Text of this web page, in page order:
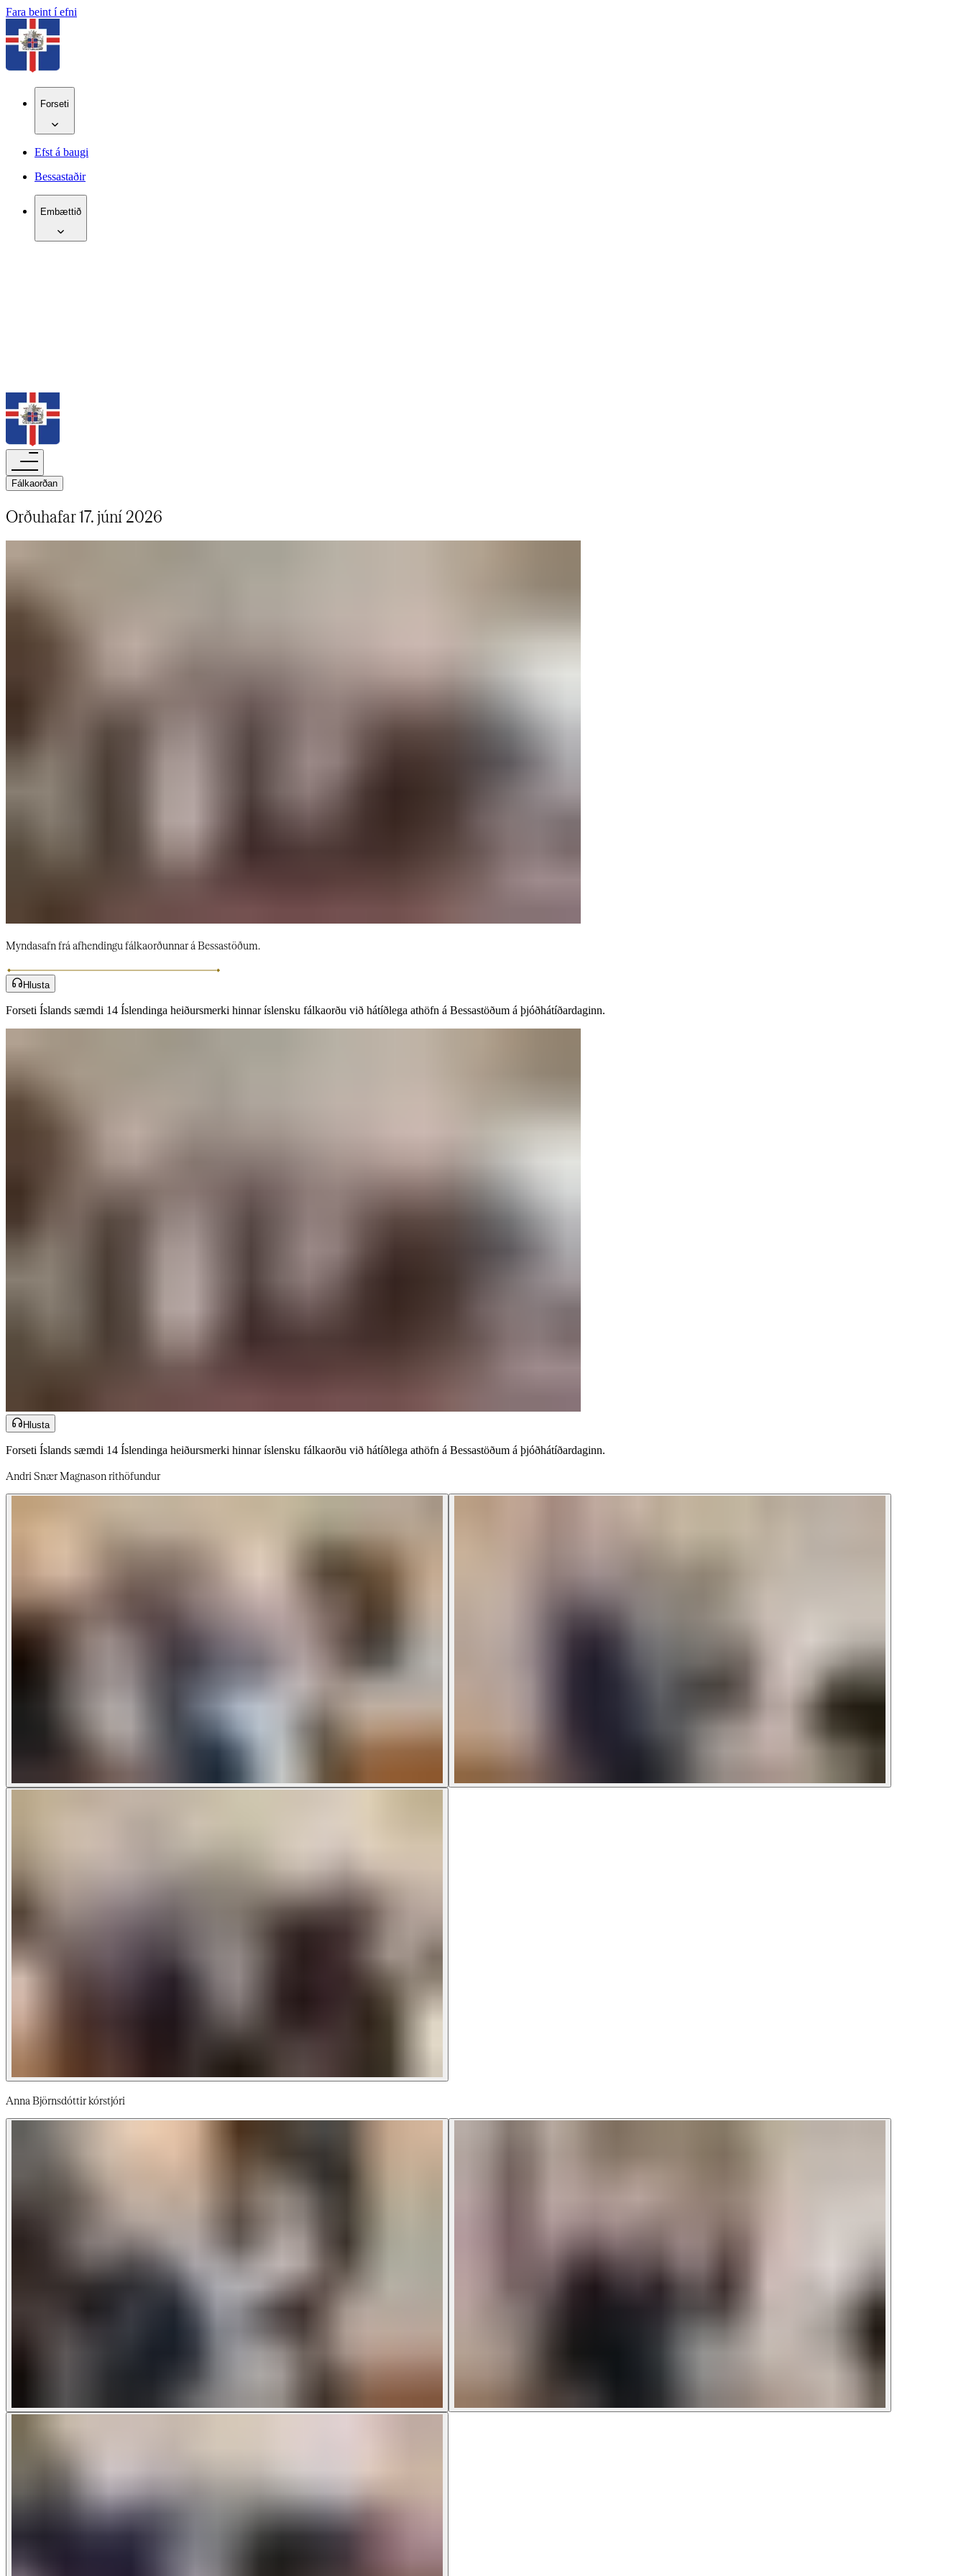
Fara beint í efni
Forseti
Efst á baugi
Bessastaðir
Embættið
Fálkaorðan​​​​‌ ‍ ​‍​‍‌‍ ‌ ​‍‌‍‍‌‌‍‌ ‌‍‍‌‌‍ ‍​‍​‍​ ‍‍​‍​‍‌ ​ ‌‍​‌‌‍ ‍‌‍‍‌‌ ‌​‌ ‍‌​‍ ‍‌‍‍‌‌‍ ​‍​‍​‍ ​​‍​‍‌‍‍​‌ ​‍‌‍‌‌‌‍‌‍​‍​‍​ ‍‍​‍​‍‌‍‍​‌ ‌​‌ ‌​‌ ​​‌ ​ ​‍ ​‍ ‌‍‌‍‌‍ ‌ ​‍‌ ​ ‌‍‌‌‌ ‌​‌‍‍‌​‍ ‌‌‍‍‌‌ ​ ‌‍ ​‌‍​‌‌‍ ‍‌‍‌​‌ ​ ​‍ ‍‌ ‌‍‌‍‌‌‌ ​‍‌‍​ ‌‍‌‌‌‍ ​​‍ ‍‌‍​‌‌ ​​‌ ​​​‍ ‌ ​ ‌ ‌​‌ ‌‌‌‍‌​‌‍‍‌‌‍ ​‍ ‌‍‍‌‌‍ ‍‌ ‌​‌‍‌‌‌‍ ‍‌ ‌​​‍ ‌‍‌‌‌‍‌​‌‍‍‌‌ ‌​​‍ ‌‍ ‌‌‍ ‌‍‌​‌‍‌‌​ ‌‌ ​​‌ ​‍‌‍‌‌‌ ​ ‌‍‌‌‌‍ ‍‌ ‌​‌‍​‌‌ ‌​‌‍‍‌‌‍ ‌‍ ‍​ ‍ ‌‍‍‌‌‍‌​​ ‌​ ‍​​ ‌‍​ ​‌​ ‌‍​ ‌ ​ ​​​ ‍‌​ ‌‍​‍ ‌​ ​‌‌‍​‌‌‍​‍‌‍​‍​‍ ‌​ ‌​‌‍‌‍​ ​ ​ ‍​​‍ ‌​ ‍‌​ ‌‍‌‍​‌​ ‌ ​‍ ‌​ ‍​​ ​ ‌‍​‌‌‍​‌‌‍​‌​ ​‍​ ‌‍​ ‍​​ ​‍‌‍‌‌​ ‌ ‌‍‌​​ ‍ ‌ ‌​‌ ‍‌‌ ​​‌‍‌‌​ ‌‌ ‌​‌‍​‌‌‍‌ ​ ‍ ‌ ​​‌‍​‌‌ ‌​‌‍‍​​ ‌‌ ‌​‌‍‍‌‌ ‌​‌‍ ​‌‍‌‌​ ‌‍​‍‌‍​‌‌ ​ ‌‍‌‌‌‌‌‌‌ ​‍‌‍ ​​ ‌‌‍‍​‌ ‌​‌ ‌​‌ ​​‌ ​ ​‍‌‌​ ​‍‌​‌‍​‍‌‌​ ​‍‌​‌‍‌‍‌‍‌‍ ‌ ​‍‌ ​ ‌‍‌‌‌ ‌​‌‍‍‌​‍ ‌‌‍‍‌‌ ​ ‌‍ ​‌‍​‌‌‍ ‍‌‍‌​‌ ​ ​‍ ‍‌ ‌‍‌‍‌‌‌ ​‍‌‍​ ‌‍‌‌‌‍ ​​‍ ‍‌‍​‌‌ ​​‌ ​​​‍‌‌​ ​‍‌​‌‍‌ ​ ‌ ‌​‌ ‌‌‌‍‌​‌‍‍‌‌‍ ​‍‌‍‌‍‍‌‌‍‌​​ ‌​ ‍​​ ‌‍​ ​‌​ ‌‍​ ‌ ​ ​​​ ‍‌​ ‌‍​‍ ‌​ ​‌‌‍​‌‌‍​‍‌‍​‍​‍ ‌​ ‌​‌‍‌‍​ ​ ​ ‍​​‍ ‌​ ‍‌​ ‌‍‌‍​‌​ ‌ ​‍ ‌​ ‍​​ ​ ‌‍​‌‌‍​‌‌‍​‌​ ​‍​ ‌‍​ ‍​​ ​‍‌‍‌‌​ ‌ ‌‍‌​​‍‌‍‌ ‌​‌ ‍‌‌ ​​‌‍‌‌​ ‌‌ ‌​‌‍​‌‌‍‌ ​‍‌‍‌ ​​‌‍​‌‌ ‌​‌‍‍​​ ‌‌ ‌​‌‍‍‌‌ ‌​‌‍ ​‌‍‌‌​‍‌‍‌ ​​‌‍‌‌‌ ​‍‌ ​ ‌ ​​‌‍‌‌‌‍​ ‌ ‌​‌‍‍‌‌ ‌‍‌‍‌‌​ ‌‌ ​​‌ ‌‌‌‍​‍‌‍ ​‌‍‍‌‌ ​ ‌‍‍​‌‍‌‌‌‍‌​​‍​‍‌ ‌
Orðuhafar 17. júní 2026​​​​‌ ‍ ​‍​‍‌‍ ‌ ​‍‌‍‍‌‌‍‌ ‌‍‍‌‌‍ ‍​‍​‍​ ‍‍​‍​‍‌ ​ ‌‍​‌‌‍ ‍‌‍‍‌‌ ‌​‌ ‍‌​‍ ‍‌‍‍‌‌‍ ​‍​‍​‍ ​​‍​‍‌‍‍​‌ ​‍‌‍‌‌‌‍‌‍​‍​‍​ ‍‍​‍​‍‌‍‍​‌ ‌​‌ ‌​‌ ​​‌ ​ ​‍ ​‍ ‌‍‌‍‌‍ ‌ ​‍‌ ​ ‌‍‌‌‌ ‌​‌‍‍‌​‍ ‌‌‍‍‌‌ ​ ‌‍ ​‌‍​‌‌‍ ‍‌‍‌​‌ ​ ​‍ ‍‌ ‌‍‌‍‌‌‌ ​‍‌‍​ ‌‍‌‌‌‍ ​​‍ ‍‌‍​‌‌ ​​‌ ​​​‍ ‌ ​ ‌ ‌​‌ ‌‌‌‍‌​‌‍‍‌‌‍ ​‍ ‌‍‍‌‌‍ ‍‌ ‌​‌‍‌‌‌‍ ‍‌ ‌​​‍ ‌‍‌‌‌‍‌​‌‍‍‌‌ ‌​​‍ ‌‍ ‌‌‍ ‌‍‌​‌‍‌‌​ ‌‌ ​​‌ ​‍‌‍‌‌‌ ​ ‌‍‌‌‌‍ ‍‌ ‌​‌‍​‌‌ ‌​‌‍‍‌‌‍ ‌‍ ‍​ ‍ ‌‍‍‌‌‍‌​​ ‌​ ‌​‌‍​‍​ ‌‍​ ‌ ​ ‍‌​ ​ ​ ‌​​ ‌ ​‍ ‌‌‍‌​‌‍​‌​ ‌‌‌‍‌‌​‍ ‌​ ‌​‌‍‌‍‌‍​‍​ ‌‍​‍ ‌​ ‍​​ ‌ ​ ​‍‌‍​ ​‍ ‌​ ‍‌‌‍‌‍​ ​‌​ ‌‌​ ‌​‌‍‌‌​ ‌ ‌‍​‍‌‍​‍‌‍​‌‌‍‌‍‌‍​‌​ ‍ ‌ ‌​‌ ‍‌‌ ​​‌‍‌‌​ ‌‌ ​​‌‍​‌‌‍‌ ‌‍‌‌​ ‍ ‌ ​​‌‍​‌‌ ‌​‌‍‍​​ ‌‌ ​​‌‍​‌‌‍‌ ‌‍‌‌‌​​‍‌ ‌‌‌‍‍‌‌‍ ​‌‍‌​‌‍‌‌‌ ​‍​‍‌‌​ ‌‌‌​​‍‌‌ ‌‍‍ ‌‍‌‌‌ ‍‌​‍‌‌​ ​ ‌​‌​​‍‌‌​ ​ ‌​‌​​‍‌‌​ ​‍​ ​‍‌‍‌‌​ ​​​ ‍​‌‍‌‍‌‍​‌‌‍​‌‌‍‌‌‌‍‌​​ ‌ ​ ​‍​ ‌ ​ ​​​‍‌‌​ ​‍​ ​‍​‍‌‌​ ‌‌‌​‌​​‍ ‍‌ ‌​‌‍‍‌‌ ‌​‌‍ ​‌‍‌‌​ ‌‍​‍‌‍​‌‌ ​ ‌‍‌‌‌‌‌‌‌ ​‍‌‍ ​​ ‌‌‍‍​‌ ‌​‌ ‌​‌ ​​‌ ​ ​‍‌‌​ ​‍‌​‌‍​‍‌‌​ ​‍‌​‌‍‌‍‌‍‌‍ ‌ ​‍‌ ​ ‌‍‌‌‌ ‌​‌‍‍‌​‍ ‌‌‍‍‌‌ ​ ‌‍ ​‌‍​‌‌‍ ‍‌‍‌​‌ ​ ​‍ ‍‌ ‌‍‌‍‌‌‌ ​‍‌‍​ ‌‍‌‌‌‍ ​​‍ ‍‌‍​‌‌ ​​‌ ​​​‍‌‌​ ​‍‌​‌‍‌ ​ ‌ ‌​‌ ‌‌‌‍‌​‌‍‍‌‌‍ ​‍‌‍‌‍‍‌‌‍‌​​ ‌​ ‌​‌‍​‍​ ‌‍​ ‌ ​ ‍‌​ ​ ​ ‌​​ ‌ ​‍ ‌‌‍‌​‌‍​‌​ ‌‌‌‍‌‌​‍ ‌​ ‌​‌‍‌‍‌‍​‍​ ‌‍​‍ ‌​ ‍​​ ‌ ​ ​‍‌‍​ ​‍ ‌​ ‍‌‌‍‌‍​ ​‌​ ‌‌​ ‌​‌‍‌‌​ ‌ ‌‍​‍‌‍​‍‌‍​‌‌‍‌‍‌‍​‌​‍‌‍‌ ‌​‌ ‍‌‌ ​​‌‍‌‌​ ‌‌ ​​‌‍​‌‌‍‌ ‌‍‌‌​‍‌‍‌ ​​‌‍​‌‌ ‌​‌‍‍​​ ‌‌ ​​‌‍​‌‌‍‌ ‌‍‌‌‌​​‍‌ ‌‌‌‍‍‌‌‍ ​‌‍‌​‌‍‌‌‌ ​‍​‍‌‌​ ‌‌‌​​‍‌‌ ‌‍‍ ‌‍‌‌‌ ‍‌​‍‌‌​ ​ ‌​‌​​‍‌‌​ ​ ‌​‌​​‍‌‌​ ​‍​ ​‍‌‍‌‌​ ​​​ ‍​‌‍‌‍‌‍​‌‌‍​‌‌‍‌‌‌‍‌​​ ‌ ​ ​‍​ ‌ ​ ​​​‍‌‌​ ​‍​ ​‍​‍‌‌​ ‌‌‌​‌​​‍ ‍‌ ‌​‌‍‍‌‌ ‌​‌‍ ​‌‍‌‌​‍‌‍‌ ​​‌‍‌‌‌ ​‍‌ ​ ‌ ​​‌‍‌‌‌‍​ ‌ ‌​‌‍‍‌‌ ‌‍‌‍‌‌​ ‌‌ ​​‌ ‌‌‌‍​‍‌‍ ​‌‍‍‌‌ ​ ‌‍‍​‌‍‌‌‌‍‌​​‍​‍‌ ‌
Myndasafn frá afhendingu fálkaorðunnar á Bessastöðum. ​​​​‌ ‍ ​‍​‍‌‍ ‌ ​‍‌‍‍‌‌‍‌ ‌‍‍‌‌‍ ‍​‍​‍​ ‍‍​‍​‍‌ ​ ‌‍​‌‌‍ ‍‌‍‍‌‌ ‌​‌ ‍‌​‍ ‍‌‍‍‌‌‍ ​‍​‍​‍ ​​‍​‍‌‍‍​‌ ​‍‌‍‌‌‌‍‌‍​‍​‍​ ‍‍​‍​‍‌‍‍​‌ ‌​‌ ‌​‌ ​​‌ ​ ​‍ ​‍ ‌‍‌‍‌‍ ‌ ​‍‌ ​ ‌‍‌‌‌ ‌​‌‍‍‌​‍ ‌‌‍‍‌‌ ​ ‌‍ ​‌‍​‌‌‍ ‍‌‍‌​‌ ​ ​‍ ‍‌ ‌‍‌‍‌‌‌ ​‍‌‍​ ‌‍‌‌‌‍ ​​‍ ‍‌‍​‌‌ ​​‌ ​​​‍ ‌ ​ ‌ ‌​‌ ‌‌‌‍‌​‌‍‍‌‌‍ ​‍ ‌‍‍‌‌‍ ‍‌ ‌​‌‍‌‌‌‍ ‍‌ ‌​​‍ ‌‍‌‌‌‍‌​‌‍‍‌‌ ‌​​‍ ‌‍ ‌‌‍ ‌‍‌​‌‍‌‌​ ‌‌ ​​‌ ​‍‌‍‌‌‌ ​ ‌‍‌‌‌‍ ‍‌ ‌​‌‍​‌‌ ‌​‌‍‍‌‌‍ ‌‍ ‍​ ‍ ‌‍‍‌‌‍‌​​ ‌​ ‌​‌‍​‍​ ‌‍​ ‌ ​ ‍‌​ ​ ​ ‌​​ ‌ ​‍ ‌‌‍‌​‌‍​‌​ ‌‌‌‍‌‌​‍ ‌​ ‌​‌‍‌‍‌‍​‍​ ‌‍​‍ ‌​ ‍​​ ‌ ​ ​‍‌‍​ ​‍ ‌​ ‍‌‌‍‌‍​ ​‌​ ‌‌​ ‌​‌‍‌‌​ ‌ ‌‍​‍‌‍​‍‌‍​‌‌‍‌‍‌‍​‌​ ‍ ‌ ‌​‌ ‍‌‌ ​​‌‍‌‌​ ‌‌ ​​‌‍​‌‌‍‌ ‌‍‌‌​ ‍ ‌ ​​‌‍​‌‌ ‌​‌‍‍​​ ‌‌ ​​‌‍​‌‌‍‌ ‌‍‌‌‌​​‍‌ ‌‌‌‍‍‌‌‍ ​‌‍‌​‌‍‌‌‌ ​‍​‍‌‌​ ‌‌‌​​‍‌‌ ‌‍‍ ‌‍‌‌‌ ‍‌​‍‌‌​ ​ ‌​‌​​‍‌‌​ ​ ‌​‌​​‍‌‌​ ​‍​ ​‍‌‍‌‌​ ​​​ ‍​‌‍‌‍‌‍​‌‌‍​‌‌‍‌‌‌‍‌​​ ‌ ​ ​‍​ ‌ ​ ​​​‍‌‌​ ​‍​ ​‍​‍‌‌​ ‌‌‌​‌​​‍ ‍‌‍‌​‌‍‌‌‌ ​ ‌‍​ ‌ ​‍‌‍‍‌‌ ​​‌ ‌​‌‍‍‌‌‍ ‌‍ ‍​ ‌‍​‍‌‍​‌‌ ​ ‌‍‌‌‌‌‌‌‌ ​‍‌‍ ​​ ‌‌‍‍​‌ ‌​‌ ‌​‌ ​​‌ ​ ​‍‌‌​ ​‍‌​‌‍​‍‌‌​ ​‍‌​‌‍‌‍‌‍‌‍ ‌ ​‍‌ ​ ‌‍‌‌‌ ‌​‌‍‍‌​‍ ‌‌‍‍‌‌ ​ ‌‍ ​‌‍​‌‌‍ ‍‌‍‌​‌ ​ ​‍ ‍‌ ‌‍‌‍‌‌‌ ​‍‌‍​ ‌‍‌‌‌‍ ​​‍ ‍‌‍​‌‌ ​​‌ ​​​‍‌‌​ ​‍‌​‌‍‌ ​ ‌ ‌​‌ ‌‌‌‍‌​‌‍‍‌‌‍ ​‍‌‍‌‍‍‌‌‍‌​​ ‌​ ‌​‌‍​‍​ ‌‍​ ‌ ​ ‍‌​ ​ ​ ‌​​ ‌ ​‍ ‌‌‍‌​‌‍​‌​ ‌‌‌‍‌‌​‍ ‌​ ‌​‌‍‌‍‌‍​‍​ ‌‍​‍ ‌​ ‍​​ ‌ ​ ​‍‌‍​ ​‍ ‌​ ‍‌‌‍‌‍​ ​‌​ ‌‌​ ‌​‌‍‌‌​ ‌ ‌‍​‍‌‍​‍‌‍​‌‌‍‌‍‌‍​‌​‍‌‍‌ ‌​‌ ‍‌‌ ​​‌‍‌‌​ ‌‌ ​​‌‍​‌‌‍‌ ‌‍‌‌​‍‌‍‌ ​​‌‍​‌‌ ‌​‌‍‍​​ ‌‌ ​​‌‍​‌‌‍‌ ‌‍‌‌‌​​‍‌ ‌‌‌‍‍‌‌‍ ​‌‍‌​‌‍‌‌‌ ​‍​‍‌‌​ ‌‌‌​​‍‌‌ ‌‍‍ ‌‍‌‌‌ ‍‌​‍‌‌​ ​ ‌​‌​​‍‌‌​ ​ ‌​‌​​‍‌‌​ ​‍​ ​‍‌‍‌‌​ ​​​ ‍​‌‍‌‍‌‍​‌‌‍​‌‌‍‌‌‌‍‌​​ ‌ ​ ​‍​ ‌ ​ ​​​‍‌‌​ ​‍​ ​‍​‍‌‌​ ‌‌‌​‌​​‍ ‍‌‍‌​‌‍‌‌‌ ​ ‌‍​ ‌ ​‍‌‍‍‌‌ ​​‌ ‌​‌‍‍‌‌‍ ‌‍ ‍​‍‌‍‌ ​​‌‍‌‌‌ ​‍‌ ​ ‌ ​​‌‍‌‌‌‍​ ‌ ‌​‌‍‍‌‌ ‌‍‌‍‌‌​ ‌‌ ​​‌ ‌‌‌‍​‍‌‍ ​‌‍‍‌‌ ​ ‌‍‍​‌‍‌‌‌‍‌​​‍​‍‌ ‌
Hlusta
Forseti Íslands sæmdi 14 Íslendinga heiðursmerki hinnar íslensku fálkaorðu við hátíðlega athöfn á Bessastöðum á þjóðhátíðardaginn.​​​​‌ ‍ ​‍​‍‌‍ ‌ ​‍‌‍‍‌‌‍‌ ‌‍‍‌‌‍ ‍​‍​‍​ ‍‍​‍​‍‌ ​ ‌‍​‌‌‍ ‍‌‍‍‌‌ ‌​‌ ‍‌​‍ ‍‌‍‍‌‌‍ ​‍​‍​‍ ​​‍​‍‌‍‍​‌ ​‍‌‍‌‌‌‍‌‍​‍​‍​ ‍‍​‍​‍‌‍‍​‌ ‌​‌ ‌​‌ ​​‌ ​ ​‍ ​‍ ‌‍‌‍‌‍ ‌ ​‍‌ ​ ‌‍‌‌‌ ‌​‌‍‍‌​‍ ‌‌‍‍‌‌ ​ ‌‍ ​‌‍​‌‌‍ ‍‌‍‌​‌ ​ ​‍ ‍‌ ‌‍‌‍‌‌‌ ​‍‌‍​ ‌‍‌‌‌‍ ​​‍ ‍‌‍​‌‌ ​​‌ ​​​‍ ‌ ​ ‌ ‌​‌ ‌‌‌‍‌​‌‍‍‌‌‍ ​‍ ‌‍‍‌‌‍ ‍‌ ‌​‌‍‌‌‌‍ ‍‌ ‌​​‍ ‌‍‌‌‌‍‌​‌‍‍‌‌ ‌​​‍ ‌‍ ‌‌‍ ‌‍‌​‌‍‌‌​ ‌‌ ​​‌ ​‍‌‍‌‌‌ ​ ‌‍‌‌‌‍ ‍‌ ‌​‌‍​‌‌ ‌​‌‍‍‌‌‍ ‌‍ ‍​ ‍ ‌‍‍‌‌‍‌​​ ‌​ ‌​‌‍​‍​ ‌‍​ ‌ ​ ‍‌​ ​ ​ ‌​​ ‌ ​‍ ‌‌‍‌​‌‍​‌​ ‌‌‌‍‌‌​‍ ‌​ ‌​‌‍‌‍‌‍​‍​ ‌‍​‍ ‌​ ‍​​ ‌ ​ ​‍‌‍​ ​‍ ‌​ ‍‌‌‍‌‍​ ​‌​ ‌‌​ ‌​‌‍‌‌​ ‌ ‌‍​‍‌‍​‍‌‍​‌‌‍‌‍‌‍​‌​ ‍ ‌ ‌​‌ ‍‌‌ ​​‌‍‌‌​ ‌‌ ​​‌‍​‌‌‍‌ ‌‍‌‌​ ‍ ‌ ​​‌‍​‌‌ ‌​‌‍‍​​ ‌‌ ​​‌‍​‌‌‍‌ ‌‍‌‌‌​​‍‌ ‌‌‌‍‍‌‌‍ ​‌‍‌​‌‍‌‌‌ ​‍​‍‌‌​ ‌‌‌​​‍‌‌ ‌‍‍ ‌‍‌‌‌ ‍‌​‍‌‌​ ​ ‌​‌​​‍‌‌​ ​ ‌​‌​​‍‌‌​ ​‍​ ​‍‌‍‌‌​ ​​​ ‍​‌‍‌‍‌‍​‌‌‍​‌‌‍‌‌‌‍‌​​ ‌ ​ ​‍​ ‌ ​ ​​​‍‌‌​ ​‍​ ​‍​‍‌‌​ ‌‌‌​‌​​‍ ‍‌ ​‍‌‍‍‌‌‍​ ‌‍‍​‌‌‌​‌‍‌‌‌ ‍​‌ ‌​​‍‌‌​ ‌‌‌​​‍‌‌ ‌‍‍ ‌‍‌‌‌ ‍‌​‍‌‌​ ​ ‌​‌​​‍‌‌​ ​ ‌​‌​​‍‌‌​ ​‍​ ​‍‌‍​‍​ ‍‌​ ‌ ​ ‌‌‌‍​‌​ ‍‌​ ​​​ ‍​​ ‌‍​ ‍​​ ​‍‌‍​ ​‍‌‌​ ​‍​ ​‍​‍‌‌​ ‌‌‌​‌​​‍ ‍‌‍​ ‌‍‍​‌‍‍‌‌‍ ​‌‍‌​‌ ​‍‌‍‌‌‌‍ ‍​‍‌‌​ ‌‌‌​​‍‌‌ ‌‍‍ ‌‍‌‌‌ ‍‌​‍‌‌​ ​ ‌​‌​​‍‌‌​ ​ ‌​‌​​‍‌‌​ ​‍​ ​‍‌‍‌‌‌‍​‍​ ‌​‌‍​‍​ ​ ​ ​‌​ ‍‌​ ‌ ​ ‍‌​ ‌ ​ ​ ​ ​​​‍‌‌​ ​‍​ ​‍​‍‌‌​ ‌‌‌​‌​​‍ ‍‌ ‌​‌‍‌‌‌ ‍​‌ ‌​​ ‌‍​‍‌‍​‌‌ ​ ‌‍‌‌‌‌‌‌‌ ​‍‌‍ ​​ ‌‌‍‍​‌ ‌​‌ ‌​‌ ​​‌ ​ ​‍‌‌​ ​‍‌​‌‍​‍‌‌​ ​‍‌​‌‍‌‍‌‍‌‍ ‌ ​‍‌ ​ ‌‍‌‌‌ ‌​‌‍‍‌​‍ ‌‌‍‍‌‌ ​ ‌‍ ​‌‍​‌‌‍ ‍‌‍‌​‌ ​ ​‍ ‍‌ ‌‍‌‍‌‌‌ ​‍‌‍​ ‌‍‌‌‌‍ ​​‍ ‍‌‍​‌‌ ​​‌ ​​​‍‌‌​ ​‍‌​‌‍‌ ​ ‌ ‌​‌ ‌‌‌‍‌​‌‍‍‌‌‍ ​‍‌‍‌‍‍‌‌‍‌​​ ‌​ ‌​‌‍​‍​ ‌‍​ ‌ ​ ‍‌​ ​ ​ ‌​​ ‌ ​‍ ‌‌‍‌​‌‍​‌​ ‌‌‌‍‌‌​‍ ‌​ ‌​‌‍‌‍‌‍​‍​ ‌‍​‍ ‌​ ‍​​ ‌ ​ ​‍‌‍​ ​‍ ‌​ ‍‌‌‍‌‍​ ​‌​ ‌‌​ ‌​‌‍‌‌​ ‌ ‌‍​‍‌‍​‍‌‍​‌‌‍‌‍‌‍​‌​‍‌‍‌ ‌​‌ ‍‌‌ ​​‌‍‌‌​ ‌‌ ​​‌‍​‌‌‍‌ ‌‍‌‌​‍‌‍‌ ​​‌‍​‌‌ ‌​‌‍‍​​ ‌‌ ​​‌‍​‌‌‍‌ ‌‍‌‌‌​​‍‌ ‌‌‌‍‍‌‌‍ ​‌‍‌​‌‍‌‌‌ ​‍​‍‌‌​ ‌‌‌​​‍‌‌ ‌‍‍ ‌‍‌‌‌ ‍‌​‍‌‌​ ​ ‌​‌​​‍‌‌​ ​ ‌​‌​​‍‌‌​ ​‍​ ​‍‌‍‌‌​ ​​​ ‍​‌‍‌‍‌‍​‌‌‍​‌‌‍‌‌‌‍‌​​ ‌ ​ ​‍​ ‌ ​ ​​​‍‌‌​ ​‍​ ​‍​‍‌‌​ ‌‌‌​‌​​‍ ‍‌ ​‍‌‍‍‌‌‍​ ‌‍‍​‌‌‌​‌‍‌‌‌ ‍​‌ ‌​​‍‌‌​ ‌‌‌​​‍‌‌ ‌‍‍ ‌‍‌‌‌ ‍‌​‍‌‌​ ​ ‌​‌​​‍‌‌​ ​ ‌​‌​​‍‌‌​ ​‍​ ​‍‌‍​‍​ ‍‌​ ‌ ​ ‌‌‌‍​‌​ ‍‌​ ​​​ ‍​​ ‌‍​ ‍​​ ​‍‌‍​ ​‍‌‌​ ​‍​ ​‍​‍‌‌​ ‌‌‌​‌​​‍ ‍‌‍​ ‌‍‍​‌‍‍‌‌‍ ​‌‍‌​‌ ​‍‌‍‌‌‌‍ ‍​‍‌‌​ ‌‌‌​​‍‌‌ ‌‍‍ ‌‍‌‌‌ ‍‌​‍‌‌​ ​ ‌​‌​​‍‌‌​ ​ ‌​‌​​‍‌‌​ ​‍​ ​‍‌‍‌‌‌‍​‍​ ‌​‌‍​‍​ ​ ​ ​‌​ ‍‌​ ‌ ​ ‍‌​ ‌ ​ ​ ​ ​​​‍‌‌​ ​‍​ ​‍​‍‌‌​ ‌‌‌​‌​​‍ ‍‌ ‌​‌‍‌‌‌ ‍​‌ ‌​​‍‌‍‌ ​​‌‍‌‌‌ ​‍‌ ​ ‌ ​​‌‍‌‌‌‍​ ‌ ‌​‌‍‍‌‌ ‌‍‌‍‌‌​ ‌‌ ​​‌ ‌‌‌‍​‍‌‍ ​‌‍‍‌‌ ​ ‌‍‍​‌‍‌‌‌‍‌​​‍​‍‌ ‌
Hlusta
Forseti Íslands sæmdi 14 Íslendinga heiðursmerki hinnar íslensku fálkaorðu við hátíðlega athöfn á Bessastöðum á þjóðhátíðardaginn.​​​​‌ ‍ ​‍​‍‌‍ ‌ ​‍‌‍‍‌‌‍‌ ‌‍‍‌‌‍ ‍​‍​‍​ ‍‍​‍​‍‌ ​ ‌‍​‌‌‍ ‍‌‍‍‌‌ ‌​‌ ‍‌​‍ ‍‌‍‍‌‌‍ ​‍​‍​‍ ​​‍​‍‌‍‍​‌ ​‍‌‍‌‌‌‍‌‍​‍​‍​ ‍‍​‍​‍‌‍‍​‌ ‌​‌ ‌​‌ ​​‌ ​ ​‍ ​‍ ‌‍‌‍‌‍ ‌ ​‍‌ ​ ‌‍‌‌‌ ‌​‌‍‍‌​‍ ‌‌‍‍‌‌ ​ ‌‍ ​‌‍​‌‌‍ ‍‌‍‌​‌ ​ ​‍ ‍‌ ‌‍‌‍‌‌‌ ​‍‌‍​ ‌‍‌‌‌‍ ​​‍ ‍‌‍​‌‌ ​​‌ ​​​‍ ‌ ​ ‌ ‌​‌ ‌‌‌‍‌​‌‍‍‌‌‍ ​‍ ‌‍‍‌‌‍ ‍‌ ‌​‌‍‌‌‌‍ ‍‌ ‌​​‍ ‌‍‌‌‌‍‌​‌‍‍‌‌ ‌​​‍ ‌‍ ‌‌‍ ‌‍‌​‌‍‌‌​ ‌‌ ​​‌ ​‍‌‍‌‌‌ ​ ‌‍‌‌‌‍ ‍‌ ‌​‌‍​‌‌ ‌​‌‍‍‌‌‍ ‌‍ ‍​ ‍ ‌‍‍‌‌‍‌​​ ‌​ ‌​‌‍​‍​ ‌‍​ ‌ ​ ‍‌​ ​ ​ ‌​​ ‌ ​‍ ‌‌‍‌​‌‍​‌​ ‌‌‌‍‌‌​‍ ‌​ ‌​‌‍‌‍‌‍​‍​ ‌‍​‍ ‌​ ‍​​ ‌ ​ ​‍‌‍​ ​‍ ‌​ ‍‌‌‍‌‍​ ​‌​ ‌‌​ ‌​‌‍‌‌​ ‌ ‌‍​‍‌‍​‍‌‍​‌‌‍‌‍‌‍​‌​ ‍ ‌ ‌​‌ ‍‌‌ ​​‌‍‌‌​ ‌‌ ​​‌‍​‌‌‍‌ ‌‍‌‌​ ‍ ‌ ​​‌‍​‌‌ ‌​‌‍‍​​ ‌‌ ​​‌‍​‌‌‍‌ ‌‍‌‌‌​​‍‌ ‌‌‌‍‍‌‌‍ ​‌‍‌​‌‍‌‌‌ ​‍​‍‌‌​ ‌‌‌​​‍‌‌ ‌‍‍ ‌‍‌‌‌ ‍‌​‍‌‌​ ​ ‌​‌​​‍‌‌​ ​ ‌​‌​​‍‌‌​ ​‍​ ​‍‌‍‌‌​ ​​​ ‍​‌‍‌‍‌‍​‌‌‍​‌‌‍‌‌‌‍‌​​ ‌ ​ ​‍​ ‌ ​ ​​​‍‌‌​ ​‍​ ​‍​‍‌‌​ ‌‌‌​‌​​‍ ‍‌ ​‍‌‍‍‌‌‍​ ‌‍‍​‌‌‌​‌‍‌‌‌ ‍​‌ ‌​​‍‌‌​ ‌‌‌​​‍‌‌ ‌‍‍ ‌‍‌‌‌ ‍‌​‍‌‌​ ​ ‌​‌​​‍‌‌​ ​ ‌​‌​​‍‌‌​ ​‍​ ​‍‌‍​‍​ ‍‌​ ‌ ​ ‌‌‌‍​‌​ ‍‌​ ​​​ ‍​​ ‌‍​ ‍​​ ​‍‌‍​ ​‍‌‌​ ​‍​ ​‍​‍‌‌​ ‌‌‌​‌​​‍ ‍‌‍​ ‌‍‍​‌‍‍‌‌‍ ​‌‍‌​‌ ​‍‌‍‌‌‌‍ ‍​‍‌‌​ ‌‌‌​​‍‌‌ ‌‍‍ ‌‍‌‌‌ ‍‌​‍‌‌​ ​ ‌​‌​​‍‌‌​ ​ ‌​‌​​‍‌‌​ ​‍​ ​‍‌‍‌‌‌‍​‍​ ‌​‌‍​‍​ ​ ​ ​‌​ ‍‌​ ‌ ​ ‍‌​ ‌ ​ ​ ​ ​​​‍‌‌​ ​‍​ ​‍​‍‌‌​ ‌‌‌​‌​​‍ ‍‌ ‌​‌‍‌‌‌ ‍​‌ ‌​​ ‌‍​‍‌‍​‌‌ ​ ‌‍‌‌‌‌‌‌‌ ​‍‌‍ ​​ ‌‌‍‍​‌ ‌​‌ ‌​‌ ​​‌ ​ ​‍‌‌​ ​‍‌​‌‍​‍‌‌​ ​‍‌​‌‍‌‍‌‍‌‍ ‌ ​‍‌ ​ ‌‍‌‌‌ ‌​‌‍‍‌​‍ ‌‌‍‍‌‌ ​ ‌‍ ​‌‍​‌‌‍ ‍‌‍‌​‌ ​ ​‍ ‍‌ ‌‍‌‍‌‌‌ ​‍‌‍​ ‌‍‌‌‌‍ ​​‍ ‍‌‍​‌‌ ​​‌ ​​​‍‌‌​ ​‍‌​‌‍‌ ​ ‌ ‌​‌ ‌‌‌‍‌​‌‍‍‌‌‍ ​‍‌‍‌‍‍‌‌‍‌​​ ‌​ ‌​‌‍​‍​ ‌‍​ ‌ ​ ‍‌​ ​ ​ ‌​​ ‌ ​‍ ‌‌‍‌​‌‍​‌​ ‌‌‌‍‌‌​‍ ‌​ ‌​‌‍‌‍‌‍​‍​ ‌‍​‍ ‌​ ‍​​ ‌ ​ ​‍‌‍​ ​‍ ‌​ ‍‌‌‍‌‍​ ​‌​ ‌‌​ ‌​‌‍‌‌​ ‌ ‌‍​‍‌‍​‍‌‍​‌‌‍‌‍‌‍​‌​‍‌‍‌ ‌​‌ ‍‌‌ ​​‌‍‌‌​ ‌‌ ​​‌‍​‌‌‍‌ ‌‍‌‌​‍‌‍‌ ​​‌‍​‌‌ ‌​‌‍‍​​ ‌‌ ​​‌‍​‌‌‍‌ ‌‍‌‌‌​​‍‌ ‌‌‌‍‍‌‌‍ ​‌‍‌​‌‍‌‌‌ ​‍​‍‌‌​ ‌‌‌​​‍‌‌ ‌‍‍ ‌‍‌‌‌ ‍‌​‍‌‌​ ​ ‌​‌​​‍‌‌​ ​ ‌​‌​​‍‌‌​ ​‍​ ​‍‌‍‌‌​ ​​​ ‍​‌‍‌‍‌‍​‌‌‍​‌‌‍‌‌‌‍‌​​ ‌ ​ ​‍​ ‌ ​ ​​​‍‌‌​ ​‍​ ​‍​‍‌‌​ ‌‌‌​‌​​‍ ‍‌ ​‍‌‍‍‌‌‍​ ‌‍‍​‌‌‌​‌‍‌‌‌ ‍​‌ ‌​​‍‌‌​ ‌‌‌​​‍‌‌ ‌‍‍ ‌‍‌‌‌ ‍‌​‍‌‌​ ​ ‌​‌​​‍‌‌​ ​ ‌​‌​​‍‌‌​ ​‍​ ​‍‌‍​‍​ ‍‌​ ‌ ​ ‌‌‌‍​‌​ ‍‌​ ​​​ ‍​​ ‌‍​ ‍​​ ​‍‌‍​ ​‍‌‌​ ​‍​ ​‍​‍‌‌​ ‌‌‌​‌​​‍ ‍‌‍​ ‌‍‍​‌‍‍‌‌‍ ​‌‍‌​‌ ​‍‌‍‌‌‌‍ ‍​‍‌‌​ ‌‌‌​​‍‌‌ ‌‍‍ ‌‍‌‌‌ ‍‌​‍‌‌​ ​ ‌​‌​​‍‌‌​ ​ ‌​‌​​‍‌‌​ ​‍​ ​‍‌‍‌‌‌‍​‍​ ‌​‌‍​‍​ ​ ​ ​‌​ ‍‌​ ‌ ​ ‍‌​ ‌ ​ ​ ​ ​​​‍‌‌​ ​‍​ ​‍​‍‌‌​ ‌‌‌​‌​​‍ ‍‌ ‌​‌‍‌‌‌ ‍​‌ ‌​​‍‌‍‌ ​​‌‍‌‌‌ ​‍‌ ​ ‌ ​​‌‍‌‌‌‍​ ‌ ‌​‌‍‍‌‌ ‌‍‌‍‌‌​ ‌‌ ​​‌ ‌‌‌‍​‍‌‍ ​‌‍‍‌‌ ​ ‌‍‍​‌‍‌‌‌‍‌​​‍​‍‌ ‌
Andri Snær Magnason rithöfundur ‍ ​‍​‍‌‍ ‌ ​‍‌‍‍‌‌‍‌ ‌‍‍‌‌‍ ‍​‍​‍​ ‍‍​‍​‍‌ ​ ‌‍​‌‌‍ ‍‌‍‍‌‌ ‌​‌ ‍‌​‍ ‍‌‍‍‌‌‍ ​‍​‍​‍ ​​‍​‍‌‍‍​‌ ​‍‌‍‌‌‌‍‌‍​‍​‍​ ‍‍​‍​‍‌‍‍​‌ ‌​‌ ‌​‌ ​​‌ ​ ​‍ ​‍ ‌‍‌‍‌‍ ‌ ​‍‌ ​ ‌‍‌‌‌ ‌​‌‍‍‌​‍ ‌‌‍‍‌‌ ​ ‌‍ ​‌‍​‌‌‍ ‍‌‍‌​‌ ​ ​‍ ‍‌ ‌‍‌‍‌‌‌ ​‍‌‍​ ‌‍‌‌‌‍ ​​‍ ‍‌‍​‌‌ ​​‌ ​​​‍ ‌ ​ ‌ ‌​‌ ‌‌‌‍‌​‌‍‍‌‌‍ ​‍ ‌‍‍‌‌‍ ‍‌ ‌​‌‍‌‌‌‍ ‍‌ ‌​​‍ ‌‍‌‌‌‍‌​‌‍‍‌‌ ‌​​‍ ‌‍ ‌‌‍ ‌‍‌​‌‍‌‌​ ‌‌ ​​‌ ​‍‌‍‌‌‌ ​ ‌‍‌‌‌‍ ‍‌ ‌​‌‍​‌‌ ‌​‌‍‍‌‌‍ ‌‍ ‍​ ‍ ‌‍‍‌‌‍‌​​ ‌‌‍‌​​ ‍​​ ‌ ​ ‍​‌‍​‍​ ‍​​ ‌ ​ ​‌​‍ ‌​ ‌​​ ‍​​ ​​‌‍‌‍​‍ ‌​ ‌​​ ‌ ‌‍‌‌​ ​​​‍ ‌​ ‍‌‌‍​‌​ ‌‍​ ‍‌​‍ ‌‌‍‌‌​ ‍‌‌‍​ ​ ‍​‌‍‌‌​ ​ ‌‍‌‌​ ​‌​ ​​​ ​‌​ ‌​‌‍‌​​ ‍ ‌ ‌​‌ ‍‌‌ ​​‌‍‌‌​ ‌‌‍ ‍‌‍‌‌‌ ‌ ‌ ​ ​ ‍ ‌ ​​‌‍​‌‌ ‌​‌‍‍​​ ‌‌ ​​‌‍​‌‌‍‌ ‌‍‌‌‌​​‍‌ ‌‌‌‍‍‌‌‍ ​‌‍‌​‌‍‌‌‌ ​‍​‍‌‌​ ‌‌‌​​‍‌‌ ‌‍‍ ‌‍‌‌‌ ‍‌​‍‌‌​ ​ ‌​‌​​‍‌‌​ ​ ‌​‌​​‍‌‌​ ​‍​ ​‍‌‍​‍‌‍​ ​ ​ ‌‍​‌​ ‌‌​ ‌​‌‍​‍​ ‍‌​ ‌‍‌‍‌‌​ ​‌​ ​​​‍‌‌​ ​‍​ ​‍​‍‌‌​ ‌‌‌​‌​​‍ ‍‌‍​ ‌‍ ‌‍ ‍‌ ‌​‌‍‌‌‌‍ ‍‌ ‌​​‍‌‌​ ‌‌‌​​‍‌‌ ‌‍‍ ‌‍‌‌‌ ‍‌​‍‌‌​ ​ ‌​‌​​‍‌‌​ ​ ‌​‌​​‍‌‌​ ​‍​ ​‍‌‍​ ​ ‌​​ ​ ‌‍​‍​ ‍​​ ‌‌​ ​‌​ ​ ‌‍‌‍​ ‌ ​ ‌‌‌‍‌​​‍‌‌​ ​‍​ ​‍​‍‌‌​ ‌‌‌​‌​​‍ ‍‌‍​ ‌‍‍​‌‍‍‌‌‍ ​‌‍‌​‌ ​‍‌‍‌‌‌‍ ‍​‍‌‌​ ‌‌‌​​‍‌‌ ‌‍‍ ‌‍‌‌‌ ‍‌​‍‌‌​ ​ ‌​‌​​‍‌‌​ ​ ‌​‌​​‍‌‌​ ​‍​ ​‍​ ‌‌‌‍‌‌​ ‌ ​ ‌​​ ‌ ​ ‌‍‌‍​ ​ ‌‍​ ‌​​ ‌​‌‍‌‍​ ​‌​‍‌‌​ ​‍​ ​‍​‍‌‌​ ‌‌‌​‌​​‍ ‍‌ ‌​‌‍‌‌‌ ‍​‌ ‌​​ ‌‍​‍‌‍​‌‌ ​ ‌‍‌‌‌‌‌‌‌ ​‍‌‍ ​​ ‌‌‍‍​‌ ‌​‌ ‌​‌ ​​‌ ​ ​‍‌‌​ ​‍‌​‌‍​‍‌‌​ ​‍‌​‌‍‌‍‌‍‌‍ ‌ ​‍‌ ​ ‌‍‌‌‌ ‌​‌‍‍‌​‍ ‌‌‍‍‌‌ ​ ‌‍ ​‌‍​‌‌‍ ‍‌‍‌​‌ ​ ​‍ ‍‌ ‌‍‌‍‌‌‌ ​‍‌‍​ ‌‍‌‌‌‍ ​​‍ ‍‌‍​‌‌ ​​‌ ​​​‍‌‌​ ​‍‌​‌‍‌ ​ ‌ ‌​‌ ‌‌‌‍‌​‌‍‍‌‌‍ ​‍‌‍‌‍‍‌‌‍‌​​ ‌‌‍‌​​ ‍​​ ‌ ​ ‍​‌‍​‍​ ‍​​ ‌ ​ ​‌​‍ ‌​ ‌​​ ‍​​ ​​‌‍‌‍​‍ ‌​ ‌​​ ‌ ‌‍‌‌​ ​​​‍ ‌​ ‍‌‌‍​‌​ ‌‍​ ‍‌​‍ ‌‌‍‌‌​ ‍‌‌‍​ ​ ‍​‌‍‌‌​ ​ ‌‍‌‌​ ​‌​ ​​​ ​‌​ ‌​‌‍‌​​‍‌‍‌ ‌​‌ ‍‌‌ ​​‌‍‌‌​ ‌‌‍ ‍‌‍‌‌‌ ‌ ‌ ​ ​‍‌‍‌ ​​‌‍​‌‌ ‌​‌‍‍​​ ‌‌ ​​‌‍​‌‌‍‌ ‌‍‌‌‌​​‍‌ ‌‌‌‍‍‌‌‍ ​‌‍‌​‌‍‌‌‌ ​‍​‍‌‌​ ‌‌‌​​‍‌‌ ‌‍‍ ‌‍‌‌‌ ‍‌​‍‌‌​ ​ ‌​‌​​‍‌‌​ ​ ‌​‌​​‍‌‌​ ​‍​ ​‍‌‍​‍‌‍​ ​ ​ ‌‍​‌​ ‌‌​ ‌​‌‍​‍​ ‍‌​ ‌‍‌‍‌‌​ ​‌​ ​​​‍‌‌​ ​‍​ ​‍​‍‌‌​ ‌‌‌​‌​​‍ ‍‌‍​ ‌‍ ‌‍ ‍‌ ‌​‌‍‌‌‌‍ ‍‌ ‌​​‍‌‌​ ‌‌‌​​‍‌‌ ‌‍‍ ‌‍‌‌‌ ‍‌​‍‌‌​ ​ ‌​‌​​‍‌‌​ ​ ‌​‌​​‍‌‌​ ​‍​ ​‍‌‍​ ​ ‌​​ ​ ‌‍​‍​ ‍​​ ‌‌​ ​‌​ ​ ‌‍‌‍​ ‌ ​ ‌‌‌‍‌​​‍‌‌​ ​‍​ ​‍​‍‌‌​ ‌‌‌​‌​​‍ ‍‌‍​ ‌‍‍​‌‍‍‌‌‍ ​‌‍‌​‌ ​‍‌‍‌‌‌‍ ‍​‍‌‌​ ‌‌‌​​‍‌‌ ‌‍‍ ‌‍‌‌‌ ‍‌​‍‌‌​ ​ ‌​‌​​‍‌‌​ ​ ‌​‌​​‍‌‌​ ​‍​ ​‍​ ‌‌‌‍‌‌​ ‌ ​ ‌​​ ‌ ​ ‌‍‌‍​ ​ ‌‍​ ‌​​ ‌​‌‍‌‍​ ​‌​‍‌‌​ ​‍​ ​‍​‍‌‌​ ‌‌‌​‌​​‍ ‍‌ ‌​‌‍‌‌‌ ‍​‌ ‌​​‍‌‍‌ ​​‌‍‌‌‌ ​‍‌ ​ ‌ ​​‌‍‌‌‌‍​ ‌ ‌​‌‍‍‌‌ ‌‍‌‍‌‌​ ‌‌ ​​‌ ‌‌‌‍​‍‌‍ ​‌‍‍‌‌ ​ ‌‍‍​‌‍‌‌‌‍‌​​‍​‍‌ ‌​​​​‌ ‍ ​‍​‍‌‍ ‌ ​‍‌‍‍‌‌‍‌ ‌‍‍‌‌‍ ‍​‍​‍​ ‍‍​‍​‍‌ ​ ‌‍​‌‌‍ ‍‌‍‍‌‌ ‌​‌ ‍‌​‍ ‍‌‍‍‌‌‍ ​‍​‍​‍ ​​‍​‍‌‍‍​‌ ​‍‌‍‌‌‌‍‌‍​‍​‍​ ‍‍​‍​‍‌‍‍​‌ ‌​‌ ‌​‌ ​​‌ ​ ​‍ ​‍ ‌‍‌‍‌‍ ‌ ​‍‌ ​ ‌‍‌‌‌ ‌​‌‍‍‌​‍ ‌‌‍‍‌‌ ​ ‌‍ ​‌‍​‌‌‍ ‍‌‍‌​‌ ​ ​‍ ‍‌ ‌‍‌‍‌‌‌ ​‍‌‍​ ‌‍‌‌‌‍ ​​‍ ‍‌‍​‌‌ ​​‌ ​​​‍ ‌ ​ ‌ ‌​‌ ‌‌‌‍‌​‌‍‍‌‌‍ ​‍ ‌‍‍‌‌‍ ‍‌ ‌​‌‍‌‌‌‍ ‍‌ ‌​​‍ ‌‍‌‌‌‍‌​‌‍‍‌‌ ‌​​‍ ‌‍ ‌‌‍ ‌‍‌​‌‍‌‌​ ‌‌ ​​‌ ​‍‌‍‌‌‌ ​ ‌‍‌‌‌‍ ‍‌ ‌​‌‍​‌‌ ‌​‌‍‍‌‌‍ ‌‍ ‍​ ‍ ‌‍‍‌‌‍‌​​ ‌​ ‌​‌‍​‍​ ‌‍​ ‌ ​ ‍‌​ ​ ​ ‌​​ ‌ ​‍ ‌‌‍‌​‌‍​‌​ ‌‌‌‍‌‌​‍ ‌​ ‌​‌‍‌‍‌‍​‍​ ‌‍​‍ ‌​ ‍​​ ‌ ​ ​‍‌‍​ ​‍ ‌​ ‍‌‌‍‌‍​ ​‌​ ‌‌​ ‌​‌‍‌‌​ ‌ ‌‍​‍‌‍​‍‌‍​‌‌‍‌‍‌‍​‌​ ‍ ‌ ‌​‌ ‍‌‌ ​​‌‍‌‌​ ‌‌ ​​‌‍​‌‌‍‌ ‌‍‌‌​ ‍ ‌ ​​‌‍​‌‌ ‌​‌‍‍​​ ‌‌ ​​‌‍​‌‌‍‌ ‌‍‌‌‌​​‍‌ ‌‌‌‍‍‌‌‍ ​‌‍‌​‌‍‌‌‌ ​‍​‍‌‌​ ‌‌‌​​‍‌‌ ‌‍‍ ‌‍‌‌‌ ‍‌​‍‌‌​ ​ ‌​‌​​‍‌‌​ ​ ‌​‌​​‍‌‌​ ​‍​ ​‍‌‍‌‍‌‍‌‍‌‍‌‌‌‍‌‍‌‍‌‍​ ‍​‌‍‌​‌‍‌‍​ ​ ​ ​ ‌‍‌​​ ​‍​‍‌‌​ ​‍​ ​‍​‍‌‌​ ‌‌‌​‌​​‍ ‍‌‍‍​‌‍‌‌‌‍​‌‌‍‌​‌‍‍‌‌‍ ‍‌‍‌ ​ ‌‍​‍‌‍​‌‌ ​ ‌‍‌‌‌‌‌‌‌ ​‍‌‍ ​​ ‌‌‍‍​‌ ‌​‌ ‌​‌ ​​‌ ​ ​‍‌‌​ ​‍‌​‌‍​‍‌‌​ ​‍‌​‌‍‌‍‌‍‌‍ ‌ ​‍‌ ​ ‌‍‌‌‌ ‌​‌‍‍‌​‍ ‌‌‍‍‌‌ ​ ‌‍ ​‌‍​‌‌‍ ‍‌‍‌​‌ ​ ​‍ ‍‌ ‌‍‌‍‌‌‌ ​‍‌‍​ ‌‍‌‌‌‍ ​​‍ ‍‌‍​‌‌ ​​‌ ​​​‍‌‌​ ​‍‌​‌‍‌ ​ ‌ ‌​‌ ‌‌‌‍‌​‌‍‍‌‌‍ ​‍‌‍‌‍‍‌‌‍‌​​ ‌​ ‌​‌‍​‍​ ‌‍​ ‌ ​ ‍‌​ ​ ​ ‌​​ ‌ ​‍ ‌‌‍‌​‌‍​‌​ ‌‌‌‍‌‌​‍ ‌​ ‌​‌‍‌‍‌‍​‍​ ‌‍​‍ ‌​ ‍​​ ‌ ​ ​‍‌‍​ ​‍ ‌​ ‍‌‌‍‌‍​ ​‌​ ‌‌​ ‌​‌‍‌‌​ ‌ ‌‍​‍‌‍​‍‌‍​‌‌‍‌‍‌‍​‌​‍‌‍‌ ‌​‌ ‍‌‌ ​​‌‍‌‌​ ‌‌ ​​‌‍​‌‌‍‌ ‌‍‌‌​‍‌‍‌ ​​‌‍​‌‌ ‌​‌‍‍​​ ‌‌ ​​‌‍​‌‌‍‌ ‌‍‌‌‌​​‍‌ ‌‌‌‍‍‌‌‍ ​‌‍‌​‌‍‌‌‌ ​‍​‍‌‌​ ‌‌‌​​‍‌‌ ‌‍‍ ‌‍‌‌‌ ‍‌​‍‌‌​ ​ ‌​‌​​‍‌‌​ ​ ‌​‌​​‍‌‌​ ​‍​ ​‍‌‍‌‍‌‍‌‍‌‍‌‌‌‍‌‍‌‍‌‍​ ‍​‌‍‌​‌‍‌‍​ ​ ​ ​ ‌‍‌​​ ​‍​‍‌‌​ ​‍​ ​‍​‍‌‌​ ‌‌‌​‌​​‍ ‍‌‍‍​‌‍‌‌‌‍​‌‌‍‌​‌‍‍‌‌‍ ‍‌‍‌ ​‍‌‍‌ ​​‌‍‌‌‌ ​‍‌ ​ ‌ ​​‌‍‌‌‌‍​ ‌ ‌​‌‍‍‌‌ ‌‍‌‍‌‌​ ‌‌ ​​‌ ‌‌‌‍​‍‌‍ ​‌‍‍‌‌ ​ ‌‍‍​‌‍‌‌‌‍‌​​‍​‍‌ ‌
Anna Björnsdóttir kórstjóri ‌‍‍‌‌‍ ‍​‍​‍​ ‍‍​‍​‍‌ ​ ‌‍​‌‌‍ ‍‌‍‍‌‌ ‌​‌ ‍‌​‍ ‍‌‍‍‌‌‍ ​‍​‍​‍ ​​‍​‍‌‍‍​‌ ​‍‌‍‌‌‌‍‌‍​‍​‍​ ‍‍​‍​‍‌‍‍​‌ ‌​‌ ‌​‌ ​​‌ ​ ​‍ ​‍ ‌‍‌‍‌‍ ‌ ​‍‌ ​ ‌‍‌‌‌ ‌​‌‍‍‌​‍ ‌‌‍‍‌‌ ​ ‌‍ ​‌‍​‌‌‍ ‍‌‍‌​‌ ​ ​‍ ‍‌ ‌‍‌‍‌‌‌ ​‍‌‍​ ‌‍‌‌‌‍ ​​‍ ‍‌‍​‌‌ ​​‌ ​​​‍ ‌ ​ ‌ ‌​‌ ‌‌‌‍‌​‌‍‍‌‌‍ ​‍ ‌‍‍‌‌‍ ‍‌ ‌​‌‍‌‌‌‍ ‍‌ ‌​​‍ ‌‍‌‌‌‍‌​‌‍‍‌‌ ‌​​‍ ‌‍ ‌‌‍ ‌‍‌​‌‍‌‌​ ‌‌ ​​‌ ​‍‌‍‌‌‌ ​ ‌‍‌‌‌‍ ‍‌ ‌​‌‍​‌‌ ‌​‌‍‍‌‌‍ ‌‍ ‍​ ‍ ‌‍‍‌‌‍‌​​ ‌‌‍‌​​ ‍​​ ‌ ​ ‍​‌‍​‍​ ‍​​ ‌ ​ ​‌​‍ ‌​ ‌​​ ‍​​ ​​‌‍‌‍​‍ ‌​ ‌​​ ‌ ‌‍‌‌​ ​​​‍ ‌​ ‍‌‌‍​‌​ ‌‍​ ‍‌​‍ ‌‌‍‌‌​ ‍‌‌‍​ ​ ‍​‌‍‌‌​ ​ ‌‍‌‌​ ​‌​ ​​​ ​‌​ ‌​‌‍‌​​ ‍ ‌ ‌​‌ ‍‌‌ ​​‌‍‌‌​ ‌‌‍ ‍‌‍‌‌‌ ‌ ‌ ​ ​ ‍ ‌ ​​‌‍​‌‌ ‌​‌‍‍​​ ‌‌ ​​‌‍​‌‌‍‌ ‌‍‌‌‌​​‍‌ ‌‌‌‍‍‌‌‍ ​‌‍‌​‌‍‌‌‌ ​‍​‍‌‌​ ‌‌‌​​‍‌‌ ‌‍‍ ‌‍‌‌‌ ‍‌​‍‌‌​ ​ ‌​‌​​‍‌‌​ ​ ‌​‌​​‍‌‌​ ​‍​ ​‍‌‍​‍‌‍​ ​ ​ ‌‍​‌​ ‌‌​ ‌​‌‍​‍​ ‍‌​ ‌‍‌‍‌‌​ ​‌​ ​​​‍‌‌​ ​‍​ ​‍​‍‌‌​ ‌‌‌​‌​​‍ ‍‌‍​ ‌‍ ‌‍ ‍‌ ‌​‌‍‌‌‌‍ ‍‌ ‌​​‍‌‌​ ‌‌‌​​‍‌‌ ‌‍‍ ‌‍‌‌‌ ‍‌​‍‌‌​ ​ ‌​‌​​‍‌‌​ ​ ‌​‌​​‍‌‌​ ​‍​ ​‍‌‍​ ​ ‌​​ ​ ‌‍​‍​ ‍​​ ‌‌​ ​‌​ ​ ‌‍‌‍​ ‌ ​ ‌‌‌‍‌​​‍‌‌​ ​‍​ ​‍​‍‌‌​ ‌‌‌​‌​​‍ ‍‌‍​ ‌‍‍​‌‍‍‌‌‍ ​‌‍‌​‌ ​‍‌‍‌‌‌‍ ‍​‍‌‌​ ‌‌‌​​‍‌‌ ‌‍‍ ‌‍‌‌‌ ‍‌​‍‌‌​ ​ ‌​‌​​‍‌‌​ ​ ‌​‌​​‍‌‌​ ​‍​ ​‍​ ‌‌‌‍‌‌​ ‌ ​ ‌​​ ‌ ​ ‌‍‌‍​ ​ ‌‍​ ‌​​ ‌​‌‍‌‍​ ​‌​‍‌‌​ ​‍​ ​‍​‍‌‌​ ‌‌‌​‌​​‍ ‍‌ ‌​‌‍‌‌‌ ‍​‌ ‌​​ ‌‍​‍‌‍​‌‌ ​ ‌‍‌‌‌‌‌‌‌ ​‍‌‍ ​​ ‌‌‍‍​‌ ‌​‌ ‌​‌ ​​‌ ​ ​‍‌‌​ ​‍‌​‌‍​‍‌‌​ ​‍‌​‌‍‌‍‌‍‌‍ ‌ ​‍‌ ​ ‌‍‌‌‌ ‌​‌‍‍‌​‍ ‌‌‍‍‌‌ ​ ‌‍ ​‌‍​‌‌‍ ‍‌‍‌​‌ ​ ​‍ ‍‌ ‌‍‌‍‌‌‌ ​‍‌‍​ ‌‍‌‌‌‍ ​​‍ ‍‌‍​‌‌ ​​‌ ​​​‍‌‌​ ​‍‌​‌‍‌ ​ ‌ ‌​‌ ‌‌‌‍‌​‌‍‍‌‌‍ ​‍‌‍‌‍‍‌‌‍‌​​ ‌‌‍‌​​ ‍​​ ‌ ​ ‍​‌‍​‍​ ‍​​ ‌ ​ ​‌​‍ ‌​ ‌​​ ‍​​ ​​‌‍‌‍​‍ ‌​ ‌​​ ‌ ‌‍‌‌​ ​​​‍ ‌​ ‍‌‌‍​‌​ ‌‍​ ‍‌​‍ ‌‌‍‌‌​ ‍‌‌‍​ ​ ‍​‌‍‌‌​ ​ ‌‍‌‌​ ​‌​ ​​​ ​‌​ ‌​‌‍‌​​‍‌‍‌ ‌​‌ ‍‌‌ ​​‌‍‌‌​ ‌‌‍ ‍‌‍‌‌‌ ‌ ‌ ​ ​‍‌‍‌ ​​‌‍​‌‌ ‌​‌‍‍​​ ‌‌ ​​‌‍​‌‌‍‌ ‌‍‌‌‌​​‍‌ ‌‌‌‍‍‌‌‍ ​‌‍‌​‌‍‌‌‌ ​‍​‍‌‌​ ‌‌‌​​‍‌‌ ‌‍‍ ‌‍‌‌‌ ‍‌​‍‌‌​ ​ ‌​‌​​‍‌‌​ ​ ‌​‌​​‍‌‌​ ​‍​ ​‍‌‍​‍‌‍​ ​ ​ ‌‍​‌​ ‌‌​ ‌​‌‍​‍​ ‍‌​ ‌‍‌‍‌‌​ ​‌​ ​​​‍‌‌​ ​‍​ ​‍​‍‌‌​ ‌‌‌​‌​​‍ ‍‌‍​ ‌‍ ‌‍ ‍‌ ‌​‌‍‌‌‌‍ ‍‌ ‌​​‍‌‌​ ‌‌‌​​‍‌‌ ‌‍‍ ‌‍‌‌‌ ‍‌​‍‌‌​ ​ ‌​‌​​‍‌‌​ ​ ‌​‌​​‍‌‌​ ​‍​ ​‍‌‍​ ​ ‌​​ ​ ‌‍​‍​ ‍​​ ‌‌​ ​‌​ ​ ‌‍‌‍​ ‌ ​ ‌‌‌‍‌​​‍‌‌​ ​‍​ ​‍​‍‌‌​ ‌‌‌​‌​​‍ ‍‌‍​ ‌‍‍​‌‍‍‌‌‍ ​‌‍‌​‌ ​‍‌‍‌‌‌‍ ‍​‍‌‌​ ‌‌‌​​‍‌‌ ‌‍‍ ‌‍‌‌‌ ‍‌​‍‌‌​ ​ ‌​‌​​‍‌‌​ ​ ‌​‌​​‍‌‌​ ​‍​ ​‍​ ‌‌‌‍‌‌​ ‌ ​ ‌​​ ‌ ​ ‌‍‌‍​ ​ ‌‍​ ‌​​ ‌​‌‍‌‍​ ​‌​‍‌‌​ ​‍​ ​‍​‍‌‌​ ‌‌‌​‌​​‍ ‍‌ ‌​‌‍‌‌‌ ‍​‌ ‌​​‍‌‍‌ ​​‌‍‌‌‌ ​‍‌ ​ ‌ ​​‌‍‌‌‌‍​ ‌ ‌​‌‍‍‌‌ ‌‍‌‍‌‌​ ‌‌ ​​‌ ‌‌‌‍​‍‌‍ ​‌‍‍‌‌ ​ ‌‍‍​‌‍‌‌‌‍‌​​‍​‍‌ ‌​​​​‌ ‍ ​‍​‍‌‍ ‌ ​‍‌‍‍‌‌‍‌ ‌‍‍‌‌‍ ‍​‍​‍​ ‍‍​‍​‍‌ ​ ‌‍​‌‌‍ ‍‌‍‍‌‌ ‌​‌ ‍‌​‍ ‍‌‍‍‌‌‍ ​‍​‍​‍ ​​‍​‍‌‍‍​‌ ​‍‌‍‌‌‌‍‌‍​‍​‍​ ‍‍​‍​‍‌‍‍​‌ ‌​‌ ‌​‌ ​​‌ ​ ​‍ ​‍ ‌‍‌‍‌‍ ‌ ​‍‌ ​ ‌‍‌‌‌ ‌​‌‍‍‌​‍ ‌‌‍‍‌‌ ​ ‌‍ ​‌‍​‌‌‍ ‍‌‍‌​‌ ​ ​‍ ‍‌ ‌‍‌‍‌‌‌ ​‍‌‍​ ‌‍‌‌‌‍ ​​‍ ‍‌‍​‌‌ ​​‌ ​​​‍ ‌ ​ ‌ ‌​‌ ‌‌‌‍‌​‌‍‍‌‌‍ ​‍ ‌‍‍‌‌‍ ‍‌ ‌​‌‍‌‌‌‍ ‍‌ ‌​​‍ ‌‍‌‌‌‍‌​‌‍‍‌‌ ‌​​‍ ‌‍ ‌‌‍ ‌‍‌​‌‍‌‌​ ‌‌ ​​‌ ​‍‌‍‌‌‌ ​ ‌‍‌‌‌‍ ‍‌ ‌​‌‍​‌‌ ‌​‌‍‍‌‌‍ ‌‍ ‍​ ‍ ‌‍‍‌‌‍‌​​ ‌​ ‌​‌‍​‍​ ‌‍​ ‌ ​ ‍‌​ ​ ​ ‌​​ ‌ ​‍ ‌‌‍‌​‌‍​‌​ ‌‌‌‍‌‌​‍ ‌​ ‌​‌‍‌‍‌‍​‍​ ‌‍​‍ ‌​ ‍​​ ‌ ​ ​‍‌‍​ ​‍ ‌​ ‍‌‌‍‌‍​ ​‌​ ‌‌​ ‌​‌‍‌‌​ ‌ ‌‍​‍‌‍​‍‌‍​‌‌‍‌‍‌‍​‌​ ‍ ‌ ‌​‌ ‍‌‌ ​​‌‍‌‌​ ‌‌ ​​‌‍​‌‌‍‌ ‌‍‌‌​ ‍ ‌ ​​‌‍​‌‌ ‌​‌‍‍​​ ‌‌ ​​‌‍​‌‌‍‌ ‌‍‌‌‌​​‍‌ ‌‌‌‍‍‌‌‍ ​‌‍‌​‌‍‌‌‌ ​‍​‍‌‌​ ‌‌‌​​‍‌‌ ‌‍‍ ‌‍‌‌‌ ‍‌​‍‌‌​ ​ ‌​‌​​‍‌‌​ ​ ‌​‌​​‍‌‌​ ​‍​ ​‍‌‍​ ‌‍‌‍‌‍‌​​ ​‌​ ‌‍​ ‌ ‌‍‌‍‌‍​ ‌‍‌‍​ ‍​​ ‌​​ ‌ ​‍‌‌​ ​‍​ ​‍​‍‌‌​ ‌‌‌​‌​​‍ ‍‌‍‍​‌‍‌‌‌‍​‌‌‍‌​‌‍‍‌‌‍ ‍‌‍‌ ​ ‌‍​‍‌‍​‌‌ ​ ‌‍‌‌‌‌‌‌‌ ​‍‌‍ ​​ ‌‌‍‍​‌ ‌​‌ ‌​‌ ​​‌ ​ ​‍‌‌​ ​‍‌​‌‍​‍‌‌​ ​‍‌​‌‍‌‍‌‍‌‍ ‌ ​‍‌ ​ ‌‍‌‌‌ ‌​‌‍‍‌​‍ ‌‌‍‍‌‌ ​ ‌‍ ​‌‍​‌‌‍ ‍‌‍‌​‌ ​ ​‍ ‍‌ ‌‍‌‍‌‌‌ ​‍‌‍​ ‌‍‌‌‌‍ ​​‍ ‍‌‍​‌‌ ​​‌ ​​​‍‌‌​ ​‍‌​‌‍‌ ​ ‌ ‌​‌ ‌‌‌‍‌​‌‍‍‌‌‍ ​‍‌‍‌‍‍‌‌‍‌​​ ‌​ ‌​‌‍​‍​ ‌‍​ ‌ ​ ‍‌​ ​ ​ ‌​​ ‌ ​‍ ‌‌‍‌​‌‍​‌​ ‌‌‌‍‌‌​‍ ‌​ ‌​‌‍‌‍‌‍​‍​ ‌‍​‍ ‌​ ‍​​ ‌ ​ ​‍‌‍​ ​‍ ‌​ ‍‌‌‍‌‍​ ​‌​ ‌‌​ ‌​‌‍‌‌​ ‌ ‌‍​‍‌‍​‍‌‍​‌‌‍‌‍‌‍​‌​‍‌‍‌ ‌​‌ ‍‌‌ ​​‌‍‌‌​ ‌‌ ​​‌‍​‌‌‍‌ ‌‍‌‌​‍‌‍‌ ​​‌‍​‌‌ ‌​‌‍‍​​ ‌‌ ​​‌‍​‌‌‍‌ ‌‍‌‌‌​​‍‌ ‌‌‌‍‍‌‌‍ ​‌‍‌​‌‍‌‌‌ ​‍​‍‌‌​ ‌‌‌​​‍‌‌ ‌‍‍ ‌‍‌‌‌ ‍‌​‍‌‌​ ​ ‌​‌​​‍‌‌​ ​ ‌​‌​​‍‌‌​ ​‍​ ​‍‌‍​ ‌‍‌‍‌‍‌​​ ​‌​ ‌‍​ ‌ ‌‍‌‍‌‍​ ‌‍‌‍​ ‍​​ ‌​​ ‌ ​‍‌‌​ ​‍​ ​‍​‍‌‌​ ‌‌‌​‌​​‍ ‍‌‍‍​‌‍‌‌‌‍​‌‌‍‌​‌‍‍‌‌‍ ‍‌‍‌ ​‍‌‍‌ ​​‌‍‌‌‌ ​‍‌ ​ ‌ ​​‌‍‌‌‌‍​ ‌ ‌​‌‍‍‌‌ ‌‍‌‍‌‌​ ‌‌ ​​‌ ‌‌‌‍​‍‌‍ ​‌‍‍‌‌ ​ ‌‍‍​‌‍‌‌‌‍‌​​‍​‍‌ ‌